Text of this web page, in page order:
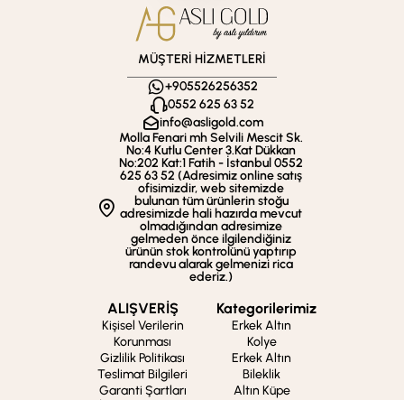
MÜŞTERİ HİZMETLERİ
+905526256352
0552 625 63 52
info@asligold.com
Molla Fenari mh Selvili Mescit Sk.
No:4 Kutlu Center 3.Kat Dükkan
No:202 Kat:1 Fatih - İstanbul 0552
625 63 52 (Adresimiz online satış
ofisimizdir, web sitemizde
bulunan tüm ürünlerin stoğu
adresimizde hali hazırda mevcut
olmadığından adresimize
gelmeden önce ilgilendiğiniz
ürünün stok kontrolünü yaptırıp
randevu alarak gelmenizi rica
ederiz.)
ALIŞVERİŞ
Kişisel Verilerin
Korunması
Gizlilik Politikası
Teslimat Bilgileri
Garanti Şartları
Kategorilerimiz
Erkek Altın
Kolye
Erkek Altın
Bileklik
Altın Küpe